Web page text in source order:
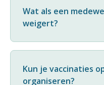
Wat als een
weigert?
Kun je vaccinaties
organiseren?